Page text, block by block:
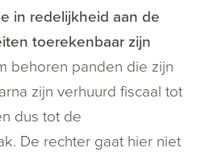
in redelijkheid aan de
toerekenbaar zijn
behoren panden die zijn
zijn verhuurd fiscaal tot
dus tot de
De rechter gaat hier niet